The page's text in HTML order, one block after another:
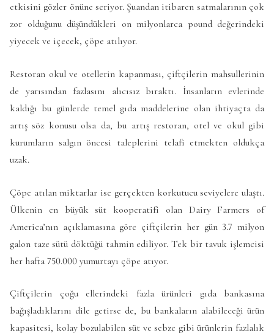
etkisini gözler önüne seriyor. Şuandan itibaren satmalarının çok
zor olduğunu düşündükleri on milyonlarca pound değerindeki
yiyecek ve içecek, çöpe atılıyor.
Restoran okul ve otellerin kapanması, çiftçilerin mahsullerinin
de yarısından fazlasını alıcısız bıraktı. İnsanların evlerinde
kaldığı bu günlerde temel gıda maddelerine olan ihtiyaçta da
artış söz konusu olsa da, bu artış restoran, otel ve okul gibi
kurumların salgın öncesi taleplerini telafi etmekten oldukça
uzak.
Çöpe atılan miktarlar ise gerçekten korkutucu seviyelere ulaştı.
Ülkenin en büyük süt kooperatifi olan Dairy Farmers of
America’nın açıklamasına göre çiftçilerin her gün 3.7 milyon
galon taze sütü döktüğü tahmin ediliyor. Tek bir tavuk işlemcisi
her hafta 750.000 yumurtayı çöpe atıyor.
Çiftçilerin çoğu ellerindeki fazla ürünleri gıda bankasına
bağışladıklarını dile getirse de, bu bankaların alabileceği ürün
kapasitesi, kolay bozulabilen süt ve sebze gibi ürünlerin fazlalık